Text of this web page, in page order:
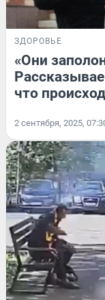
ЗДОРОВЬЕ
«Они
что
2 сентября, 2025,